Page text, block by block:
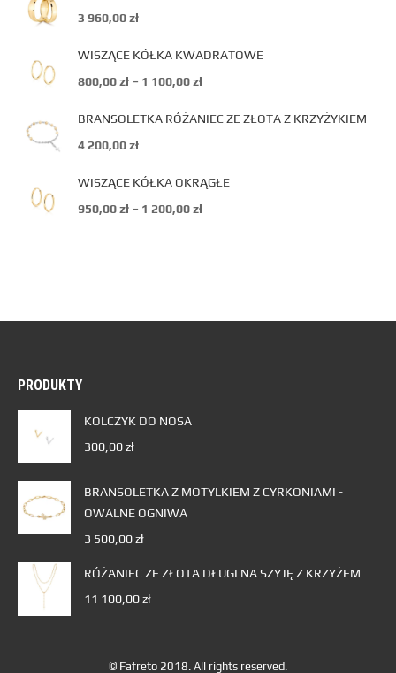
3 960,00zł
WISZĄCE KÓŁKA KWADRATOWE
800,00zł – 1 100,00zł
BRANSOLETKA RÓŻANIEC ZE ZŁOTA Z KRZYŻYKIEM
4 200,00zł
WISZĄCE KÓŁKA OKRĄGŁE
950,00zł – 1 200,00zł
PRODUKTY
KOLCZYK DO NOSA
300,00zł
BRANSOLETKA Z MOTYLKIEM Z CYRKONIAMI -
OWALNE OGNIWA
3 500,00zł
RÓŻANIEC ZE ZŁOTA DŁUGI NA SZYJĘ Z KRZYŻEM
11 100,00zł
© Fafreto 2018. All rights reserved.